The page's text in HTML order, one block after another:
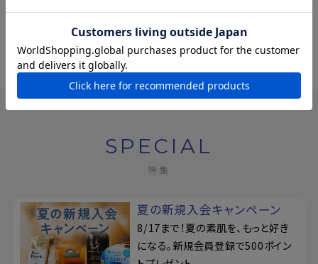
SPECIAL
特集
夏の新規入会キャンペーン
8/17まで！夏の素肌を、もっと好き
になる。新規会員登録で500ポイン